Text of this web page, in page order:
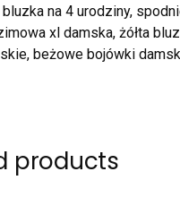
bluzka na 4 urodziny,
xl damska, żółta
beżowe bojówki
products